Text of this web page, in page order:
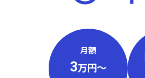
月額
3万円〜